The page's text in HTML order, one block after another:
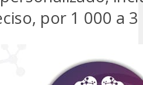
por 1 000 a